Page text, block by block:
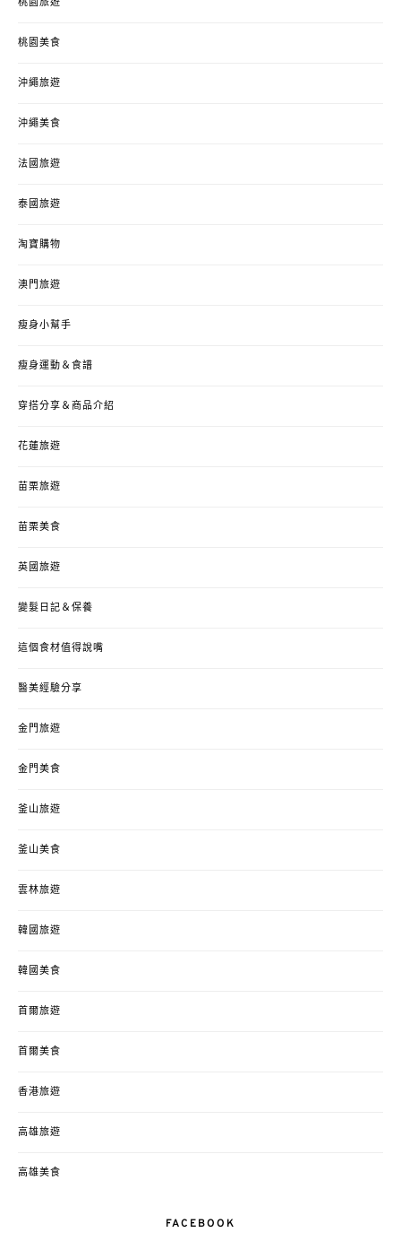
桃園旅遊
桃園美食
沖繩旅遊
沖繩美食
法國旅遊
泰國旅遊
淘寶購物
澳門旅遊
瘦身小幫手
瘦身運動＆食譜
穿搭分享＆商品介紹
花蓮旅遊
苗栗旅遊
苗栗美食
英國旅遊
變髮日記＆保養
這個食材值得說嘴
醫美經驗分享
金門旅遊
金門美食
釜山旅遊
釜山美食
雲林旅遊
韓國旅遊
韓國美食
首爾旅遊
首爾美食
香港旅遊
高雄旅遊
高雄美食
FACEBOOK